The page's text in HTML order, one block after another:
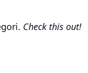
Check this out!